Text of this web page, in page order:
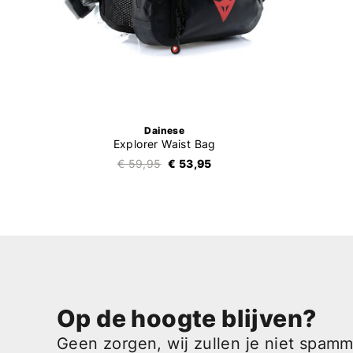
Dainese
Explorer Waist Bag
€ 59,95 € 53,95
Op de hoogte blijven?
Geen zorgen, wij zullen je niet